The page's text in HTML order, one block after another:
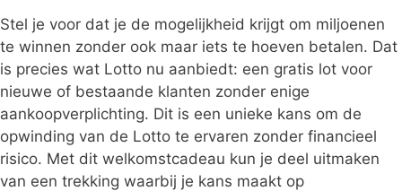
Stel je voor dat je de mogelijkheid krijgt om miljoenen
te winnen zonder ook maar iets te hoeven betalen. Dat
is precies wat Lotto nu aanbiedt: een gratis lot voor
nieuwe of bestaande klanten zonder enige
aankoopverplichting. Dit is een unieke kans om de
opwinding van de Lotto te ervaren zonder financieel
risico. Met dit welkomstcadeau kun je deel uitmaken
van een trekking waarbij je kans maakt op